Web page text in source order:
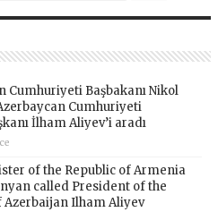
Cumhuriyeti Başbakanı Nikol
Cumhuriyeti
İlham Aliyev’i aradı
of the Republic of Armenia
called President of the
Azerbaijan Ilham Aliyev